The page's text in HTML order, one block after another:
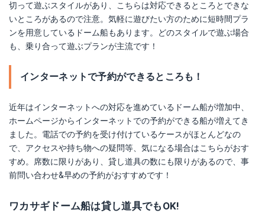
切って遊ぶスタイルがあり、こちらは対応できるところとできな
いところがあるので注意。気軽に遊びたい方のために短時間プラ
ンを用意しているドーム船もあります。どのスタイルで遊ぶ場合
も、乗り合って遊ぶプランが主流です！
インターネットで予約ができるところも！
近年はインターネットへの対応を進めているドーム船が増加中、
ホームページからインターネットでの予約ができる船が増えてき
ました。電話での予約を受け付けているケースがほとんどなの
で、アクセスや持ち物への疑問等、気になる場合はこちらがおす
すめ。席数に限りがあり、貸し道具の数にも限りがあるので、事
前問い合わせ&早めの予約がおすすめです！
ワカサギドーム船は貸し道具でもOK!